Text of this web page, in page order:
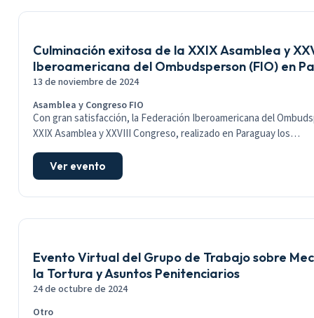
Culminación exitosa de la XXIX Asamblea y
Iberoamericana del Ombudsperson (FIO) en
13 de noviembre de 2024
Asamblea y Congreso FIO
Con gran satisfacción, la Federación Iberoamericana del
XXIX Asamblea y XXVIII Congreso, realizado en Paraguay los…
Ver evento
Evento Virtual del Grupo de Trabajo sobre
la Tortura y Asuntos Penitenciarios
24 de octubre de 2024
Otro